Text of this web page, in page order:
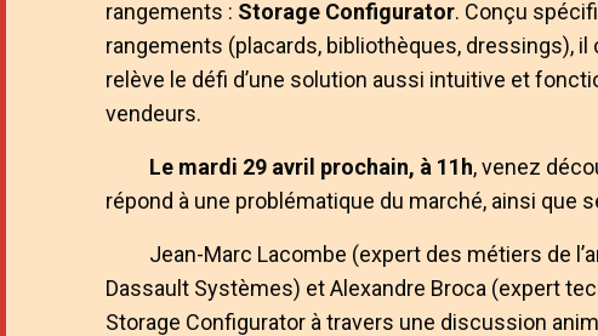
rangements : Storage Configurator. Conçu
rangements (placards, bibliothèques, dressings),
relève le défi d’une solution aussi intuitive et
vendeurs.
Le mardi 29 avril prochain, à 11h, venez
répond à une problématique du marché, ainsi que
Jean-Marc Lacombe (expert des métiers de
Dassault Systèmes) et Alexandre Broca (expert
Storage Configurator à travers une discussion